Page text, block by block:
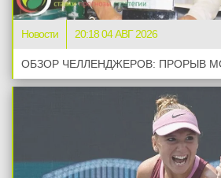
Новости 20:18 04 АВГ 2026
ОБЗОР ЧЕЛЛЕНДЖЕРОВ: ПРОРЫВ